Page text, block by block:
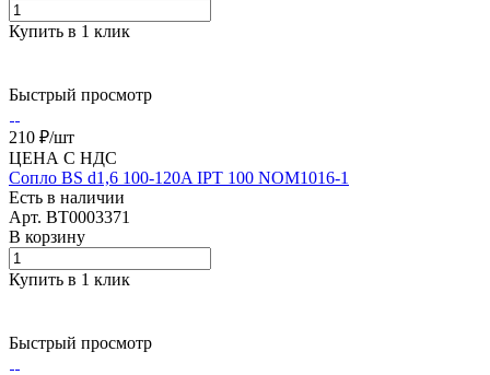
Купить в 1 клик
Быстрый просмотр
210 ₽/шт
ЦЕНА С НДС
Сопло BS d1,6 100-120A IPT 100 NOM1016-1
Есть в наличии
Арт. BT0003371
В корзину
Купить в 1 клик
Быстрый просмотр